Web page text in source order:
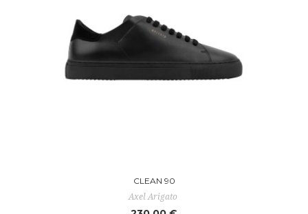
CLEAN 90
Axel Arigato